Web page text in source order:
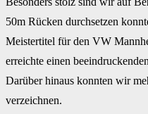
50m Rücken durchsetzen
Meistertitel für den VW
erreichte einen
Darüber hinaus konnten wir
verzeichnen.